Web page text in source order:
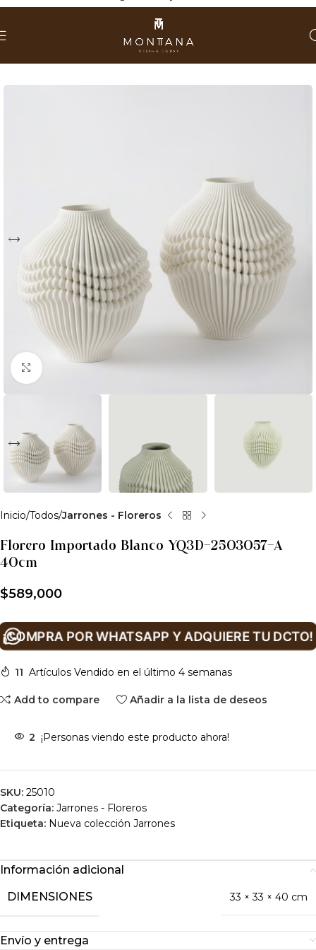
Clic para ampliar
Inicio Todos Jarrones - Floreros
Florero Importado Blanco YQ3D-2503057-A
40cm
$589,000
¡COMPRA POR WHATSAPP Y ADQUIERE TU DCTO!
11 Artículos Vendido en el último 4 semanas
Add to compare Añadir a la lista de deseos
2 ¡Personas viendo este producto ahora!
SKU: 25010
Categoría: Jarrones - Floreros
Etiqueta: Nueva colección Jarrones
Información adicional
DIMENSIONES
33 × 33 × 40 cm
Envío y entrega